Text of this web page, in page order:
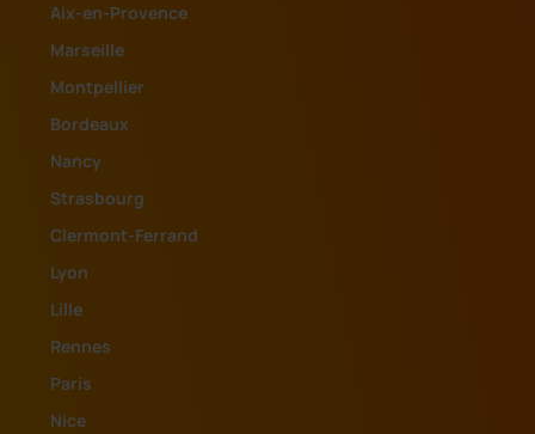
Aix-en-Provence
Marseille
Montpellier
Bordeaux
Nancy
Strasbourg
Clermont-Ferrand
Lyon
Lille
Rennes
Paris
Nice